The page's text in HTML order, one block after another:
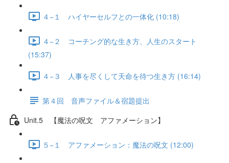
４−１ ハイヤーセルフとの一体化 (10:18)
４−２ コーチング的な生き方、人生のスタート
(15:37)
４−３ 人事を尽くして天命を待つ生き方 (16:14)
第４回 音声ファイル＆宿題提出
Unit.5 【魔法の呪文 アファメーション】
５−１ アファメーション：魔法の呪文 (12:00)